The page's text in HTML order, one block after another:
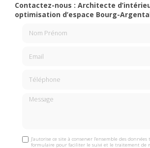
Contactez-nous : Architecte
optimisation d’espace Bourg-
Message
J'autorise ce site à conserver l'ensemble des données
formulaire pour faciliter le suivi et le traitement de